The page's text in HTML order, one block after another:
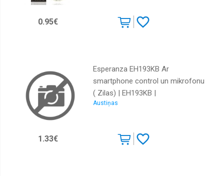
0.95€
Esperanza EH193KB Ar
smartphone control un mikrofonu
( Zilas) | EH193KB |
5901299941744
Austiņas
1.33€